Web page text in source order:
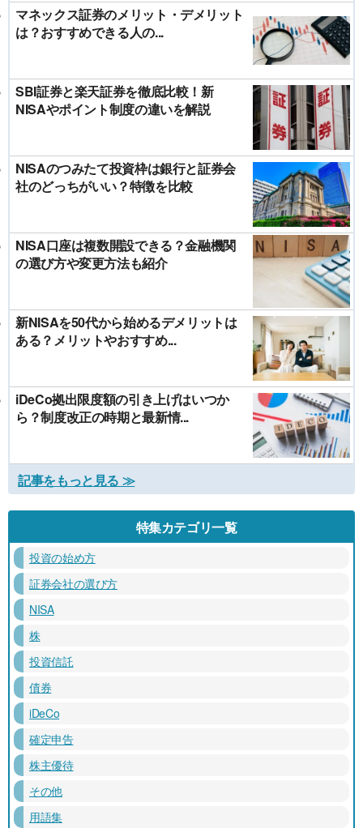
マネックス証券のメリット・デメリット
は？おすすめできる人の...
SBI証券と楽天証券を徹底比較！新
NISAやポイント制度の違いを解説
NISAのつみたて投資枠は銀行と証券会
社のどっちがいい？特徴を比較
NISA口座は複数開設できる？金融機関
の選び方や変更方法も紹介
新NISAを50代から始めるデメリットは
ある？メリットやおすすめ...
iDeCo拠出限度額の引き上げはいつか
ら？制度改正の時期と最新情...
記事をもっと見る ≫
特集カテゴリ一覧
投資の始め方
証券会社の選び方
NISA
株
投資信託
債券
iDeCo
確定申告
株主優待
その他
用語集